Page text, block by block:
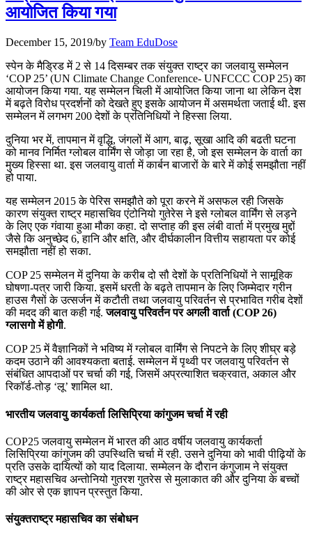
📝 डेली करेंट अफेयर्स: 25-27 जुलाई 2026
📝 डेली करेंट अफेयर्स: 22-24 जुलाई 2026
July 22, 2026
📝 डेली करेंट अफेयर्स: 19-21 जुलाई 2026
July 19, 2026
📝 डेली करेंट अफेयर्स: 16-18 जुलाई 2026
आयोजित किया गया
December 15, 2019/by Team EduDose
स्पेन के मैड्रिड में 2 से 14 दिसम्बर तक संयुक्त राष्ट्र का जलवायु सम्मेलन
‘COP 25’ (UN Climate Change Conference- UNFCCC COP 25) का
आयोजन किया गया. यह सम्मेलन चिली में आयोजित किया जाना था लेकिन देश
में बढ़ते विरोध प्रदर्शनों को देखते हुए इसके आयोजन में असमर्थता जताई थी. इस
सम्मेलन में लगभग 200 देशों के प्रतिनिधियों ने हिस्सा लिया.
दुनिया भर में, तापमान में वृद्धि, जंगलों में आग, बाढ़, सूखा आदि की बढती घटना
को मानव निर्मित ग्लोबल वार्मिंग से जोड़ा जा रहा है, जो इस सम्मेलन के वार्ता का
मुख्य हिस्सा था. इस जलवायु वार्ता में कार्बन बाजारों के बारे में कोई समझौता नहीं
हो पाया.
यह सम्मेलन 2015 के पेरिस समझौते को पूरा करने में असफल रही जिसके
कारण संयुक्त राष्ट्र महासचिव एंटोनियो गुतेरेस ने इसे ग्लोबल वार्मिंग से लड़ने
के लिए एक गंवाया हुआ मौका कहा. दो सप्ताह की इस लंबी वार्ता में प्रमुख मुद्दों
जैसे कि अनुच्छेद 6, हानि और क्षति, और दीर्घकालीन वित्तीय सहायता पर कोई
समझौता नहीं हो सका.
COP 25 सम्मेलन में दुनिया के करीब दो सौ देशों के प्रतिनिधियों ने सामूहिक
घोषणा-पत्र जारी किया. इसमें धरती के बढ़ते तापमान के लिए जिम्‍मेदार ग्रीन
हाउस गैसों के उत्‍सर्जन में कटौती तथा जलवायु परिवर्तन से प्रभावित गरीब देशों
की मदद की बात कही गई.जलवायु परिवर्तन पर अगली वार्ता (COP 26)
ग्‍लासगो में होगी.
COP 25 में वैज्ञानिकों ने भविष्य में ग्लोबल वार्मिंग से निपटने के लिए शीघ्र बड़े
कदम उठाने की आवश्यकता बताई. सम्मेलन में पृथ्वी पर जलवायु परिवर्तन से
संबंधित आपदाओं पर चर्चा की गई, जिसमें अप्रत्याशित चक्रवात, अकाल और
रिकॉर्ड-तोड़ ‘लू’ शामिल था.
भारतीय जलवायु कार्यकर्ता लिसिप्रिया कांगुजम चर्चा में रही
COP25 जलवायु सम्मेलन में भारत की आठ वर्षीय जलवायु कार्यकर्ता
लिसिप्रिया कांगुजम की उपस्थिति चर्चा में रही. उसने दुनिया को भावी पीढ़ियों के
प्रति उसके दायित्‍यों को याद दिलाया. सम्मेलन के दौरान कंगुजाम ने संयुक्त
राष्ट्र महासचिव अन्तोनियो गुतरश गुतरेस से मुलाकात की और दुनिया के बच्चों
की ओर से एक ज्ञापन प्रस्तुत किया.
संयुक्तराष्ट्र महासचिव का संबोधन